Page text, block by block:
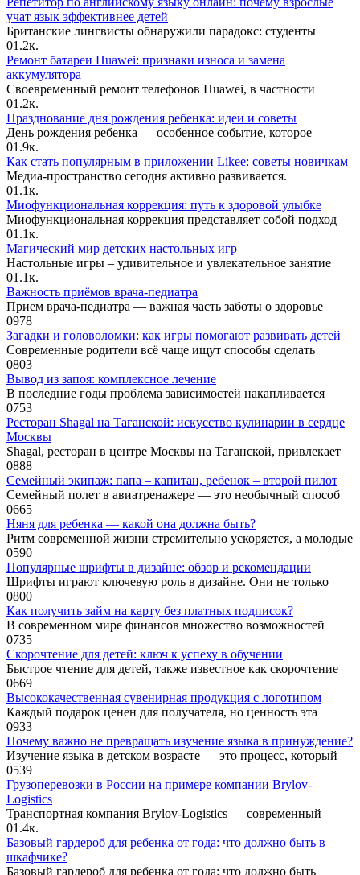
учат язык эффективнее детей
Британские лингвисты обнаружили парадокс: студенты
01.2к.
Ремонт батареи Huawei: признаки износа и замена
аккумулятора
Своевременный ремонт телефонов Huawei, в частности
01.2к.
Празднование дня рождения ребенка: идеи и советы
День рождения ребенка — особенное событие, которое
01.9к.
Как стать популярным в приложении Likee: советы новичкам
Медиа-пространство сегодня активно развивается.
01.1к.
Миофункциональная коррекция: путь к здоровой улыбке
Миофункциональная коррекция представляет собой подход
01.1к.
Магический мир детских настольных игр
Настольные игры – удивительное и увлекательное занятие
01.1к.
Важность приёмов врача-педиатра
Прием врача-педиатра — важная часть заботы о здоровье
0978
Загадки и головоломки: как игры помогают развивать детей
Современные родители всё чаще ищут способы сделать
0803
Вывод из запоя: комплексное лечение
В последние годы проблема зависимостей накапливается
0753
Ресторан Shagal на Таганской: искусство кулинарии в сердце
Москвы
Shagal, ресторан в центре Москвы на Таганской, привлекает
0888
Семейный экипаж: папа – капитан, ребенок – второй пилот
Семейный полет в авиатренажере — это необычный способ
0665
Няня для ребенка — какой она должна быть?
Ритм современной жизни стремительно ускоряется, а молодые
0590
Популярные шрифты в дизайне: обзор и рекомендации
Шрифты играют ключевую роль в дизайне. Они не только
0800
Как получить займ на карту без платных подписок?
В современном мире финансов множество возможностей
0735
Скорочтение для детей: ключ к успеху в обучении
Быстрое чтение для детей, также известное как скорочтение
0669
Высококачественная сувенирная продукция с логотипом
Каждый подарок ценен для получателя, но ценность эта
0933
Почему важно не превращать изучение языка в принуждение?
Изучение языка в детском возрасте — это процесс, который
0539
Грузоперевозки в России на примере компании Brylov-
Logistics
Транспортная компания Brylov-Logistics — современный
01.4к.
Базовый гардероб для ребенка от года: что должно быть в
шкафчике?
Базовый гардероб для ребенка от года: что должно быть